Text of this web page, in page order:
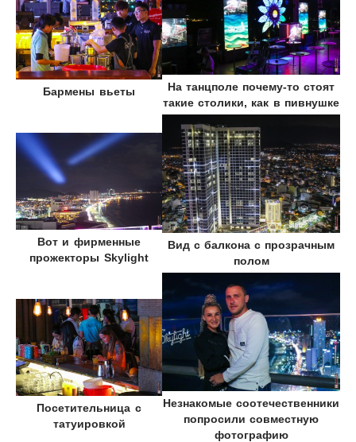
Бармены вьеты
На танцполе почему-то стоят
такие столики, как в пивнушке
Вот и фирменные
прожекторы Skylight
Вид с балкона с прозрачным
полом
Посетительница с
татуировкой
Незнакомые соотечественники
попросили совместную
фотографию